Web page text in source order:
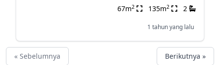
67m2 135m2 2
1 tahun yang lalu
« Sebelumnya Berikutnya »